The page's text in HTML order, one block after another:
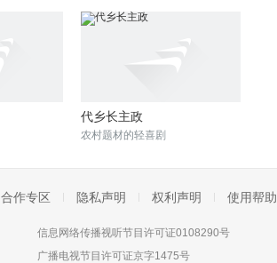
代乡长主政
农村题材的轻喜剧
合作专区 隐私声明 权利声明 使用帮助
信息网络传播视听节目许可证0108290号
广播电视节目许可证京字1475号